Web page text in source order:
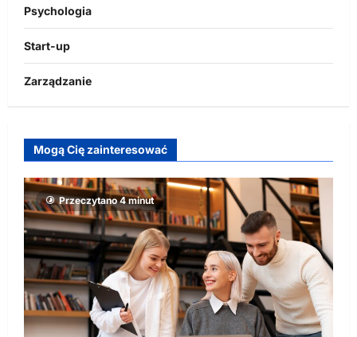
Psychologia
Start-up
Zarządzanie
Mogą Cię zainteresować
Przeczytano 4 minut